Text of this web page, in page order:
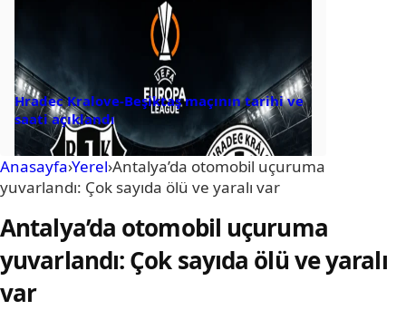
Hradec Kralove-Beşiktaş maçının tarihi ve
saati açıklandı
Anasayfa›Yerel›Antalya’da otomobil uçuruma
yuvarlandı: Çok sayıda ölü ve yaralı var
Antalya’da otomobil uçuruma
yuvarlandı: Çok sayıda ölü ve yaralı
var